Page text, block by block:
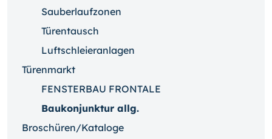
Sauberlaufzonen
Türentausch
Luftschleieranlagen
Türenmarkt
FENSTERBAU FRONTALE
Baukonjunktur allg.
Broschüren/Kataloge